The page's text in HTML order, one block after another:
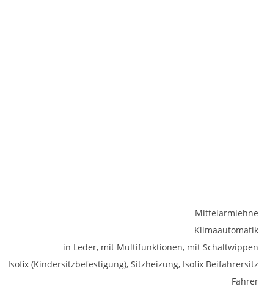
Mittelarmlehne
Klimaautomatik
in Leder, mit Multifunktionen, mit Schaltwippen
Isofix (Kindersitzbefestigung), Sitzheizung, Isofix Beifahrersitz
Fahrer